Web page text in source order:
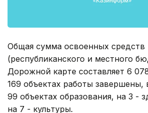
Общая сумма освоенных средств
(республиканского и местного
Дорожной карте составляет 6
169 объектах работы завершены,
99 объектах образования, на 3 -
на 7 - культуры.